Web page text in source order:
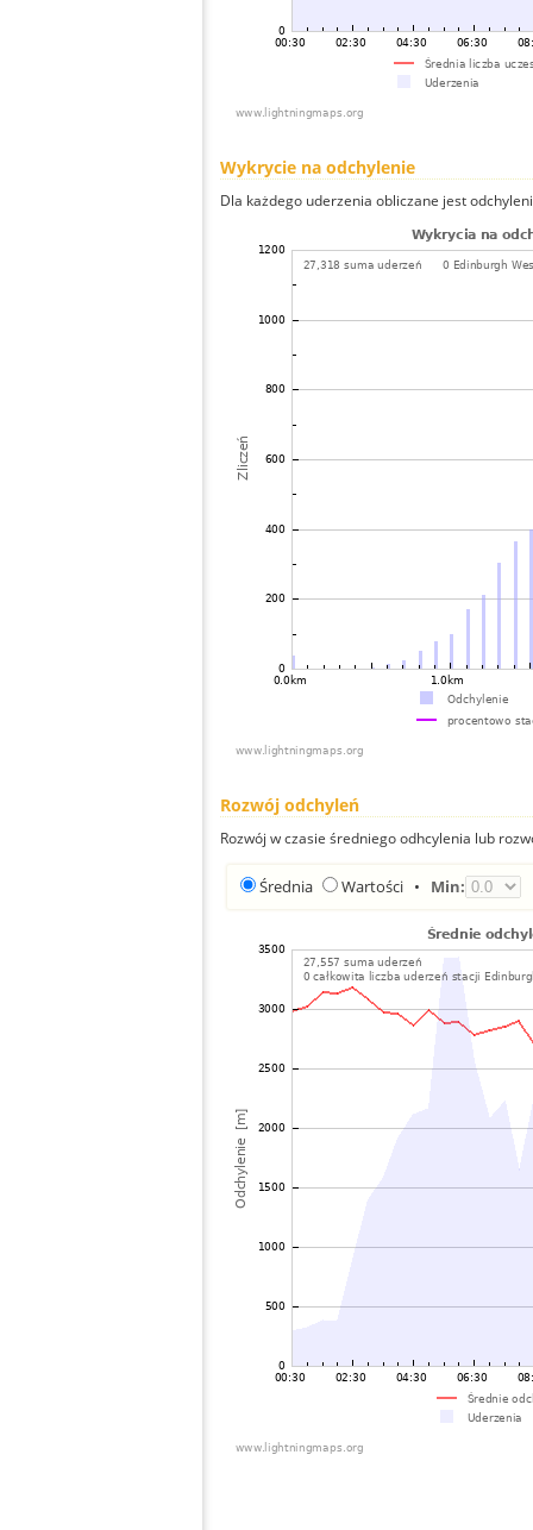
Wykrycie na odchylenie
Dla każdego uderzenia obliczane jest
Rozwój odchyleń
Rozwój w czasie średniego odhcylenia lub
Średnia Wartości • Min: